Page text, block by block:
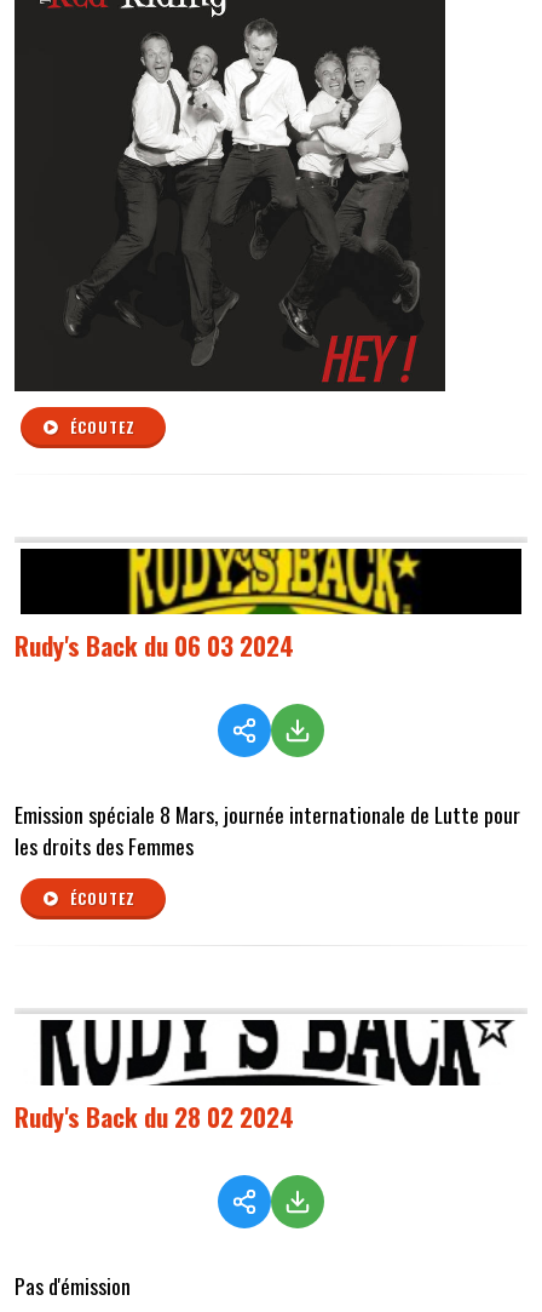
ÉCOUTEZ
Rudy's Back du 06 03 2024
Emission spéciale 8 Mars, journée internationale de Lutte pour
les droits des Femmes
ÉCOUTEZ
Rudy's Back du 28 02 2024
Pas d'émission